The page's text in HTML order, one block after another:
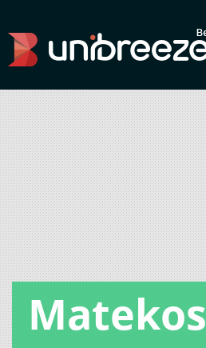
Matekos